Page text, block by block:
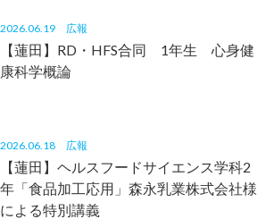
2026.06.19 広報
【蓮田】RD・HFS合同 1年生 心身健
康科学概論
2026.06.18 広報
【蓮田】ヘルスフードサイエンス学科2
年「食品加工応用」森永乳業株式会社様
による特別講義